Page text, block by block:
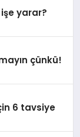
yarar?
çünkü!
6 tavsiye